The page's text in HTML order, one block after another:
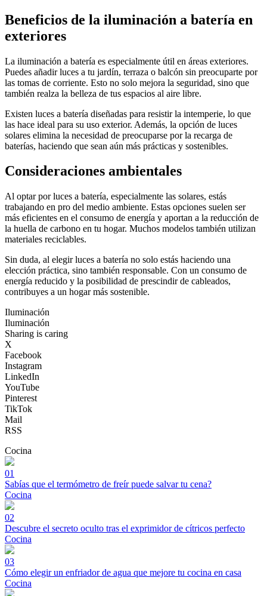
Beneficios de la iluminación a batería en
exteriores
La iluminación a batería es especialmente útil en áreas exteriores.
Puedes añadir luces a tu jardín, terraza o balcón sin preocuparte por
las tomas de corriente. Esto no solo mejora la seguridad, sino que
también realza la belleza de tus espacios al aire libre.
Existen luces a batería diseñadas para resistir la intemperie, lo que
las hace ideal para su uso exterior. Además, la opción de luces
solares elimina la necesidad de preocuparse por la recarga de
baterías, haciendo que sean aún más prácticas y sostenibles.
Consideraciones ambientales
Al optar por luces a batería, especialmente las solares, estás
trabajando en pro del medio ambiente. Estas opciones suelen ser
más eficientes en el consumo de energía y aportan a la reducción de
la huella de carbono en tu hogar. Muchos modelos también utilizan
materiales reciclables.
Sin duda, al elegir luces a batería no solo estás haciendo una
elección práctica, sino también responsable. Con un consumo de
energía reducido y la posibilidad de prescindir de cableados,
contribuyes a un hogar más sostenible.
Iluminación
Iluminación
Sharing is caring
X
Facebook
Instagram
LinkedIn
YouTube
Pinterest
TikTok
Mail
RSS
Cocina
01
Sabías que el termómetro de freír puede salvar tu cena?
Cocina
02
Descubre el secreto oculto tras el exprimidor de cítricos perfecto
Cocina
03
Cómo elegir un enfriador de agua que mejore tu cocina en casa
Cocina